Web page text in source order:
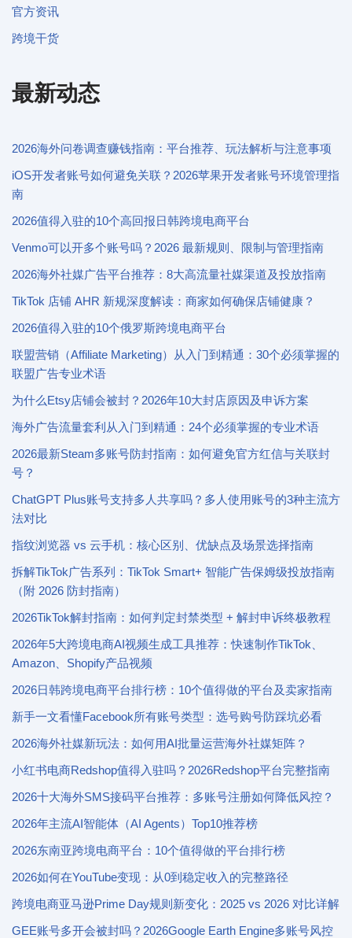
官方资讯
跨境干货
最新动态
2026海外问卷调查赚钱指南：平台推荐、玩法解析与注意事项
iOS开发者账号如何避免关联？2026苹果开发者账号环境管理指
南
2026值得入驻的10个高回报日韩跨境电商平台
Venmo可以开多个账号吗？2026 最新规则、限制与管理指南
2026海外社媒广告平台推荐：8大高流量社媒渠道及投放指南
TikTok 店铺 AHR 新规深度解读：商家如何确保店铺健康？
2026值得入驻的10个俄罗斯跨境电商平台
联盟营销（Affiliate Marketing）从入门到精通：30个必须掌握的
联盟广告专业术语
为什么Etsy店铺会被封？2026年10大封店原因及申诉方案
海外广告流量套利从入门到精通：24个必须掌握的专业术语
2026最新Steam多账号防封指南：如何避免官方红信与关联封
号？
ChatGPT Plus账号支持多人共享吗？多人使用账号的3种主流方
法对比
指纹浏览器 vs 云手机：核心区别、优缺点及场景选择指南
拆解TikTok广告系列：TikTok Smart+ 智能广告保姆级投放指南
（附 2026 防封指南）
2026TikTok解封指南：如何判定封禁类型 + 解封申诉终极教程
2026年5大跨境电商AI视频生成工具推荐：快速制作TikTok、
Amazon、Shopify产品视频
2026日韩跨境电商平台排行榜：10个值得做的平台及卖家指南
新手一文看懂Facebook所有账号类型：选号购号防踩坑必看
2026海外社媒新玩法：如何用AI批量运营海外社媒矩阵？
小红书电商Redshop值得入驻吗？2026Redshop平台完整指南
2026十大海外SMS接码平台推荐：多账号注册如何降低风控？
2026年主流AI智能体（AI Agents）Top10推荐榜
2026东南亚跨境电商平台：10个值得做的平台排行榜
2026如何在YouTube变现：从0到稳定收入的完整路径
跨境电商亚马逊Prime Day规则新变化：2025 vs 2026 对比详解
GEE账号多开会被封吗？2026Google Earth Engine多账号风控